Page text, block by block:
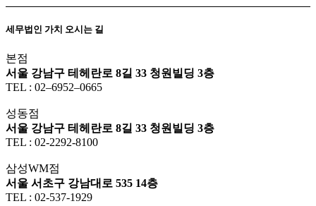
세무법인 가치 오시는 길
본점
서울 강남구 테헤란로 8길 33 청원빌딩 3층
TEL : 02–6952–0665
성동점
서울 강남구 테헤란로 8길 33 청원빌딩 3층
TEL : 02-2292-8100
삼성WM점
서울 서초구 강남대로 535 14층
TEL : 02-537-1929